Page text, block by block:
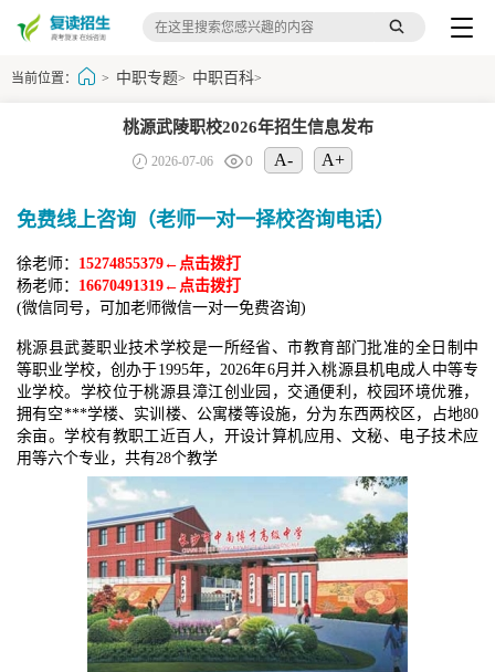
当前位置： > 中职专题> 中职百科>
桃源武陵职校2026年招生信息发布
2026-07-06 0 A- A+
免费线上咨询（老师一对一择校咨询电话）
徐老师： 15274855379←点击拨打
杨老师： 16670491319←点击拨打
(微信同号，可加老师微信一对一免费咨询)
桃源县武菱职业技术学校是一所经省、市教育部门批准的全日制中
等职业学校，创办于1995年，2026年6月并入桃源县机电成人中等专
业学校。学校位于桃源县漳江创业园，交通便利，校园环境优雅，
拥有空***学楼、实训楼、公寓楼等设施，分为东西两校区，占地80
余亩。学校有教职工近百人，开设计算机应用、文秘、电子技术应
用等六个专业，共有28个教学